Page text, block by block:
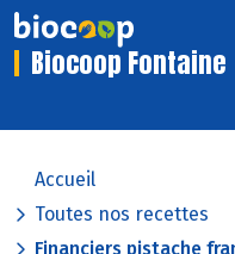
Biocoop Fontaine
Accueil
Toutes nos recettes
Financiers pistache